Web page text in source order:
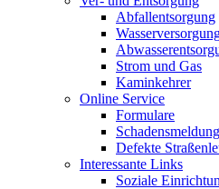
Abfallentsorgung
Strom und Gas
Kaminkehrer
Online Service
Formulare
Defekte
Interessante Links
Soziale